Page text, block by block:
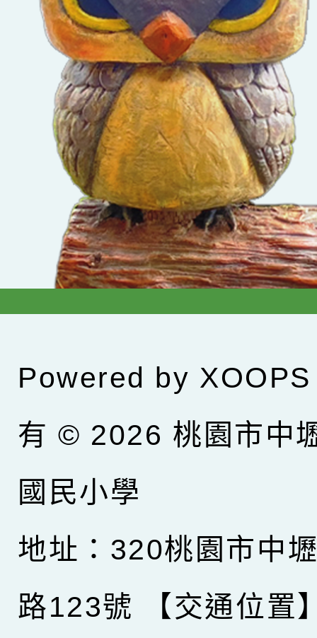
Powered by XOOPS
有 © 2026 桃園市中
國民小學
地址：320桃園市中
路123號
【交通位置